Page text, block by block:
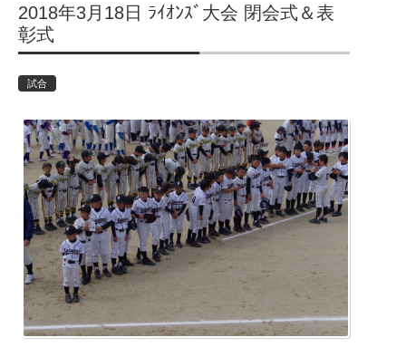
2018年3月18日 ﾗｲｵﾝｽﾞ大会 閉会式＆表
彰式
試合